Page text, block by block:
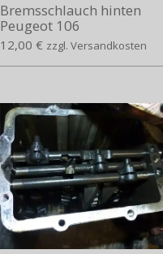
Bremsschlauch hinten
Peugeot 106
12,00 € zzgl. Versandkosten